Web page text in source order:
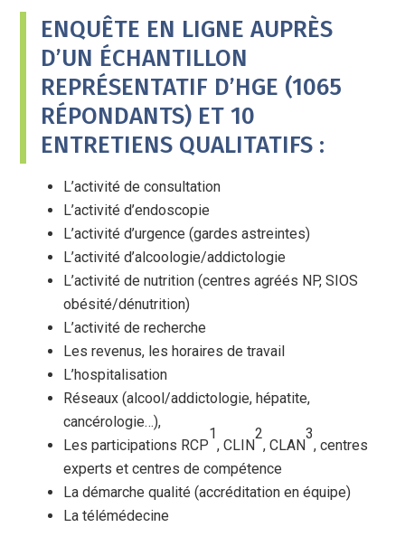
ENQUÊTE EN LIGNE AUPRÈS
D’UN ÉCHANTILLON
REPRÉSENTATIF D’HGE (1065
RÉPONDANTS) ET 10
ENTRETIENS QUALITATIFS :
L’activité de consultation
L’activité d’endoscopie
L’activité d’urgence (gardes astreintes)
L’activité d’alcoologie/addictologie
L’activité de nutrition (centres agréés NP, SIOS
obésité/dénutrition)
L’activité de recherche
Les revenus, les horaires de travail
L’hospitalisation
Réseaux (alcool/addictologie, hépatite,
cancérologie…),
Les participations RCP
1
, CLIN
2
, CLAN
3
, centres
experts et centres de compétence
La démarche qualité (accréditation en équipe)
La télémédecine